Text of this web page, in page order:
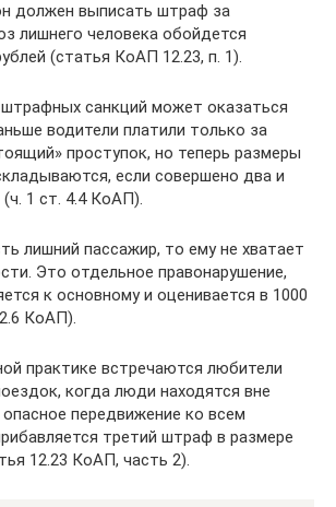
должен выписать штраф за
лишнего человека обойдется
(статья КоАП 12.23, п. 1).
санкций может оказаться
водители платили только за
проступок, но теперь размеры
если совершено два и
1 ст. 4.4 КоАП).
лишний пассажир, то ему не хватает
Это отдельное правонарушение,
к основному и оценивается в 1000
КоАП).
практике встречаются любители
когда люди находятся вне
передвижение ко всем
третий штраф в размере
12.23 КоАП, часть 2).